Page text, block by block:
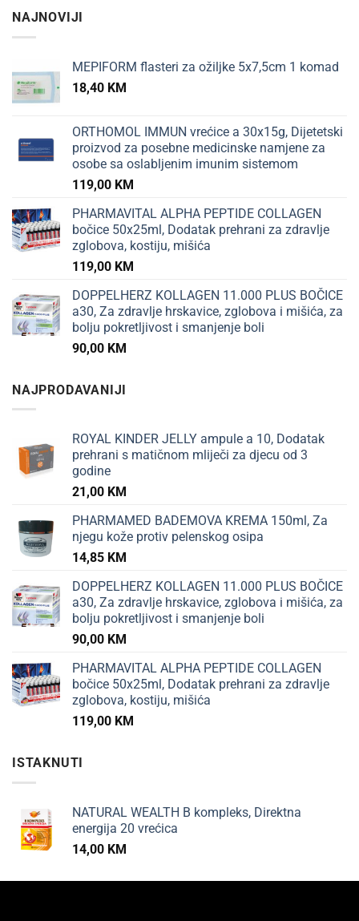
NAJNOVIJI
MEPIFORM flasteri za ožiljke 5x7,5cm 1 komad
18,40 KM
ORTHOMOL IMMUN vrećice a 30x15g, Dijetetski
proizvod za posebne medicinske namjene za
osobe sa oslabljenim imunim sistemom
119,00 KM
PHARMAVITAL ALPHA PEPTIDE COLLAGEN
bočice 50x25ml, Dodatak prehrani za zdravlje
zglobova, kostiju, mišića
119,00 KM
DOPPELHERZ KOLLAGEN 11.000 PLUS BOČICE
a30, Za zdravlje hrskavice, zglobova i mišića, za
bolju pokretljivost i smanjenje boli
90,00 KM
NAJPRODAVANIJI
ROYAL KINDER JELLY ampule a 10, Dodatak
prehrani s matičnom mliječi za djecu od 3
godine
21,00 KM
PHARMAMED BADEMOVA KREMA 150ml, Za
njegu kože protiv pelenskog osipa
14,85 KM
DOPPELHERZ KOLLAGEN 11.000 PLUS BOČICE
a30, Za zdravlje hrskavice, zglobova i mišića, za
bolju pokretljivost i smanjenje boli
90,00 KM
PHARMAVITAL ALPHA PEPTIDE COLLAGEN
bočice 50x25ml, Dodatak prehrani za zdravlje
zglobova, kostiju, mišića
119,00 KM
ISTAKNUTI
NATURAL WEALTH B kompleks, Direktna
energija 20 vrećica
14,00 KM